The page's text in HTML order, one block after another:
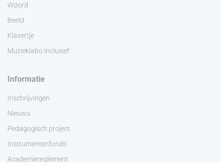
Woord
Beeld
Klavertje
Muzieklabo Inclusief
Informatie
Inschrijvingen
Nieuws
Pedagogisch project
Instrumentenfonds
Academiereglement